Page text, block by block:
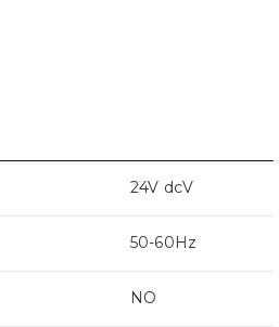
24V dcV
50-60Hz
NO